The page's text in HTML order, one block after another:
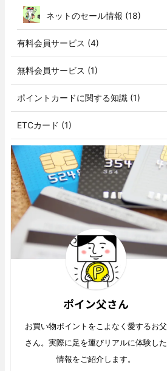
ネットのセール情報 (18)
有料会員サービス (4)
無料会員サービス (1)
ポイントカードに関する知識 (1)
ETCカード (1)
ポイン父さん
お買い物ポイントをこよなく愛するお父
さん。実際に足を運びリアルに体験した
情報をご紹介します。